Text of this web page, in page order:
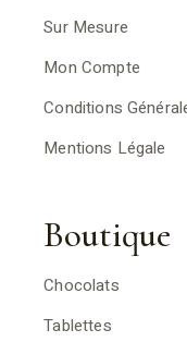
Sur Mesure
Mon Compte
Conditions
Mentions Légale
Boutique
Chocolats
Tablettes